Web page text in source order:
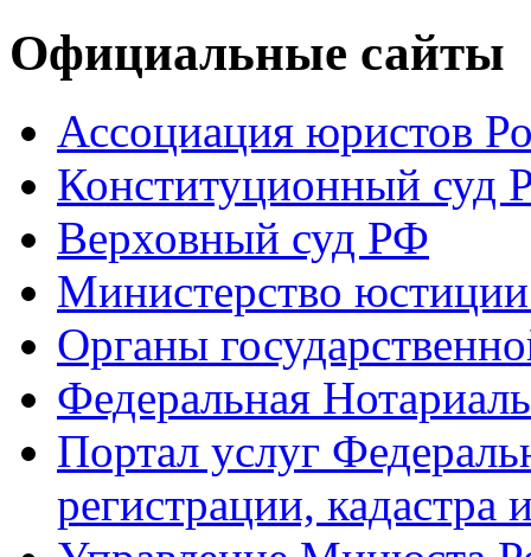
Официальные сайты
Ассоциация юристов
Конституционный суд
Верховный суд РФ
Министерство
Органы
Федеральная
Портал услуг
регистрации, кадастра